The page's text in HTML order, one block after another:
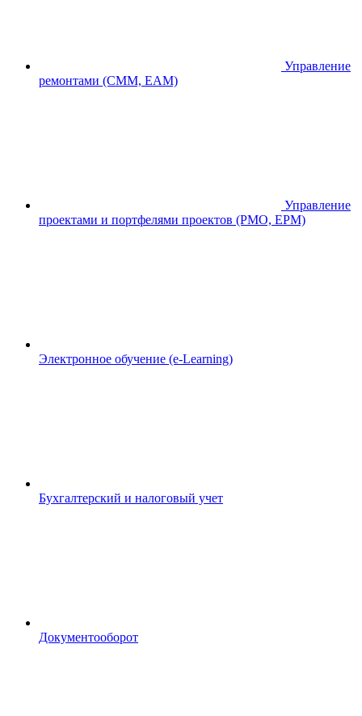
Управление
ремонтами (CMM, EAM)
Управление
проектами и портфелями проектов (PMO, EPM)
Электронное обучение (e-Learning)
Бухгалтерский и налоговый учет
Документооборот